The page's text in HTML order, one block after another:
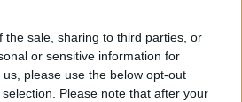
the sale, sharing to third parties, or
or sensitive information for
please use the below opt-out
Please note that after your